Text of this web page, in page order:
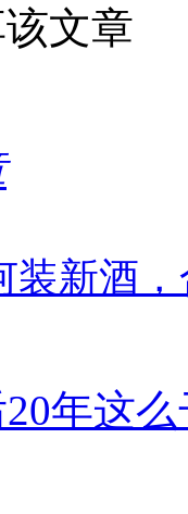
文章
装新酒
20年这